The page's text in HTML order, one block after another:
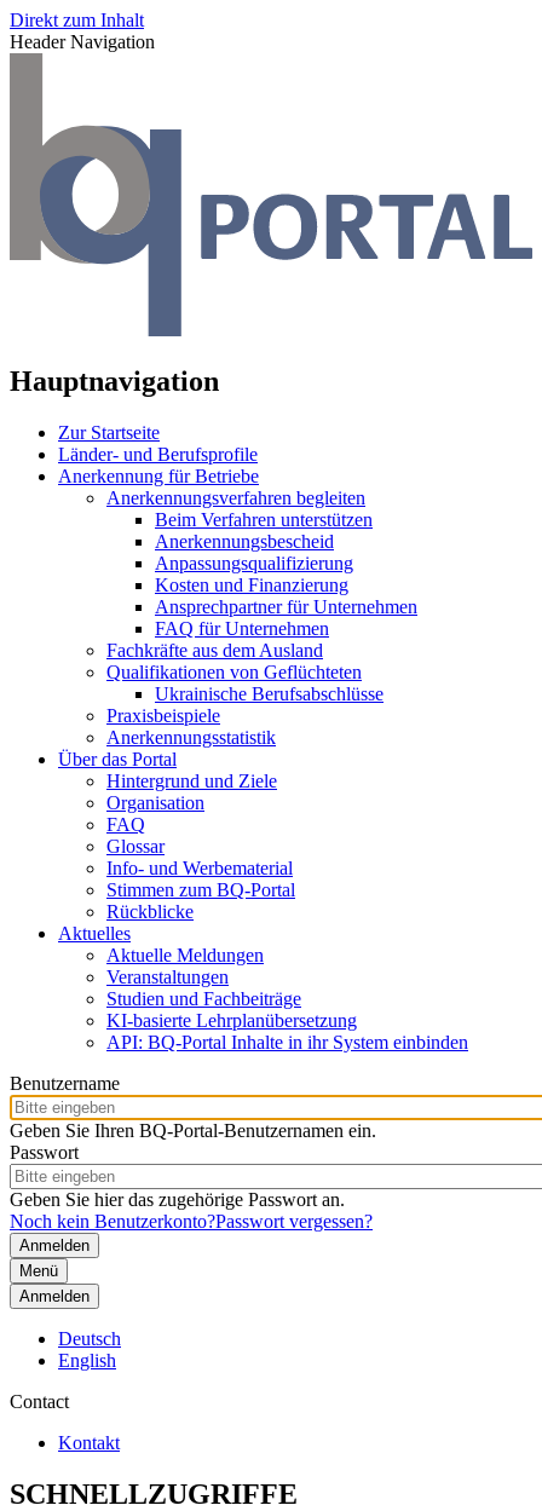
Direkt zum Inhalt
Header Navigation
Hauptnavigation
Zur Startseite
Länder- und Berufsprofile
Anerkennung für Betriebe
Anerkennungsverfahren begleiten
Beim Verfahren unterstützen
Anerkennungsbescheid
Anpassungsqualifizierung
Kosten und Finanzierung
Ansprechpartner für Unternehmen
FAQ für Unternehmen
Fachkräfte aus dem Ausland
Qualifikationen von Geflüchteten
Ukrainische Berufsabschlüsse
Praxisbeispiele
Anerkennungsstatistik
Über das Portal
Hintergrund und Ziele
Organisation
FAQ
Glossar
Info- und Werbematerial
Stimmen zum BQ-Portal
Rückblicke
Aktuelles
Aktuelle Meldungen
Veranstaltungen
Studien und Fachbeiträge
KI-basierte Lehrplanübersetzung
API: BQ-Portal Inhalte in ihr System einbinden
Benutzername
Geben Sie Ihren BQ-Portal-Benutzernamen ein.
Passwort
Geben Sie hier das zugehörige Passwort an.
Noch kein Benutzerkonto?Passwort vergessen?
Menü
Anmelden
Deutsch
English
Contact
Kontakt
SCHNELLZUGRIFFE